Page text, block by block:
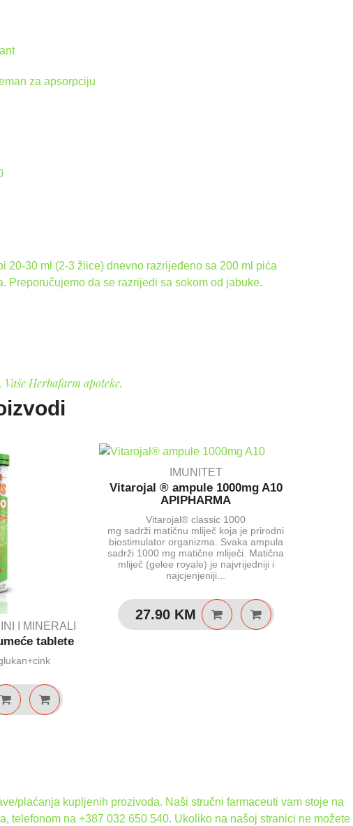
za apsorpciju
20-30 ml (2-3 žlice) dnevno razrijeđeno sa 200 ml pića
da se razrijedi sa sokom od jabuke.
Herbafarm apoteke.
I MINERALI
tablete
IMUNITET
Vitarojal ® ampule 1000mg A10
APIPHARMA
Vitarojal® classic 1000
mg sadrži matičnu mliječ koja je prirodni
biostimulator organizma. Svaka ampula
sadrži 1000 mg matične mliječi. Matična
mliječ (gelee royale) je najvrijedniji i
najcjenjeniji...
27.90 KM
plaćanja kupljenih prozivoda. Naši stručni farmaceuti vam stoje na
telefonom na +387 032 650 540. Ukoliko na našoj stranici ne možete